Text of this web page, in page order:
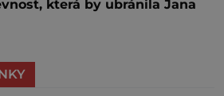
která by ubránila Jana